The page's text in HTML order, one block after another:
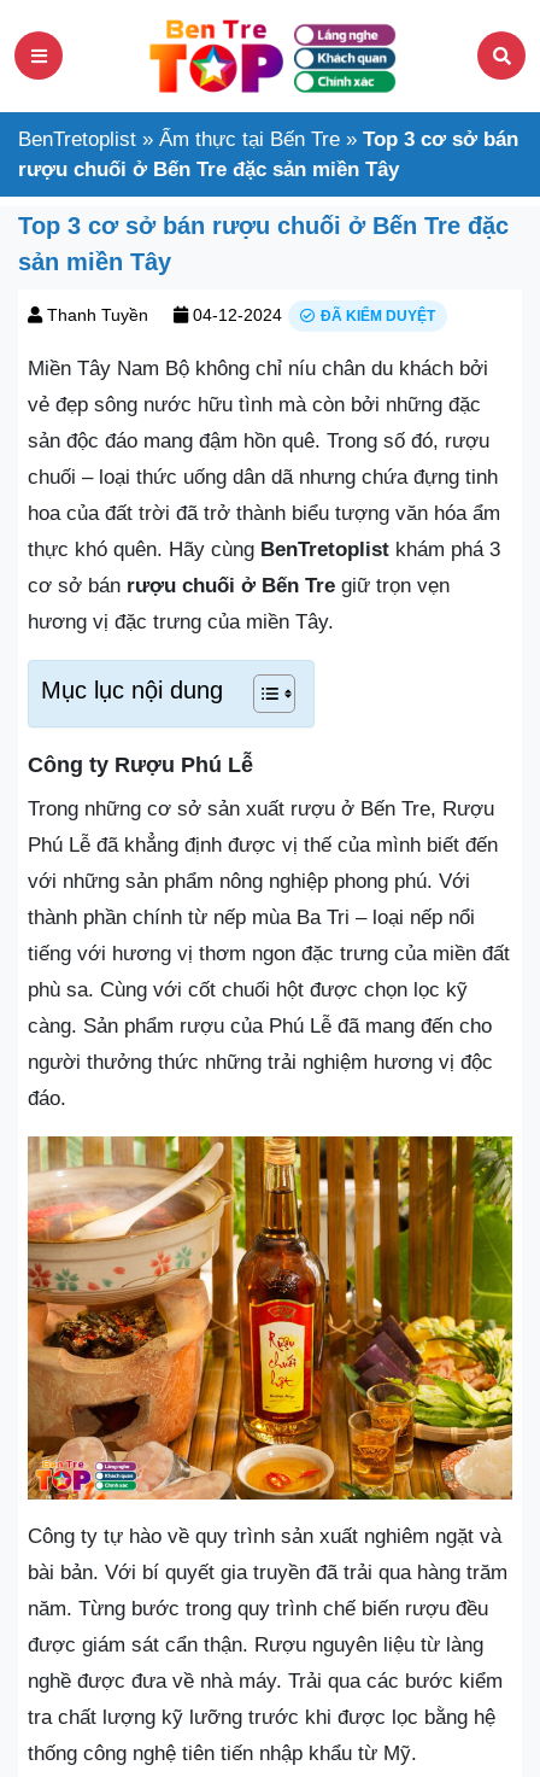
BenTretoplist » Ẩm thực tại Bến Tre » Top 3 cơ sở bán
rượu chuối ở Bến Tre đặc sản miền Tây
Top 3 cơ sở bán rượu chuối ở Bến Tre đặc
sản miền Tây
Thanh Tuyền 04-12-2024 ĐÃ KIỂM DUYỆT
Miền Tây Nam Bộ không chỉ níu chân du khách bởi
vẻ đẹp sông nước hữu tình mà còn bởi những đặc
sản độc đáo mang đậm hồn quê. Trong số đó, rượu
chuối – loại thức uống dân dã nhưng chứa đựng tinh
hoa của đất trời đã trở thành biểu tượng văn hóa ẩm
thực khó quên. Hãy cùng BenTretoplist khám phá 3
cơ sở bán rượu chuối ở Bến Tre giữ trọn vẹn
hương vị đặc trưng của miền Tây.
Mục lục nội dung
Công ty Rượu Phú Lễ
Trong những cơ sở sản xuất rượu ở Bến Tre, Rượu
Phú Lễ đã khẳng định được vị thế của mình biết đến
với những sản phẩm nông nghiệp phong phú. Với
thành phần chính từ nếp mùa Ba Tri – loại nếp nổi
tiếng với hương vị thơm ngon đặc trưng của miền đất
phù sa. Cùng với cốt chuối hột được chọn lọc kỹ
càng. Sản phẩm rượu của Phú Lễ đã mang đến cho
người thưởng thức những trải nghiệm hương vị độc
đáo.
Công ty tự hào về quy trình sản xuất nghiêm ngặt và
bài bản. Với bí quyết gia truyền đã trải qua hàng trăm
năm. Từng bước trong quy trình chế biến rượu đều
được giám sát cẩn thận. Rượu nguyên liệu từ làng
nghề được đưa về nhà máy. Trải qua các bước kiểm
tra chất lượng kỹ lưỡng trước khi được lọc bằng hệ
thống công nghệ tiên tiến nhập khẩu từ Mỹ.